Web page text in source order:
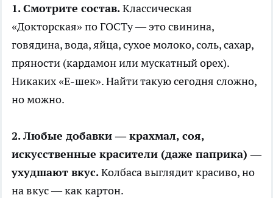
1. Смотрите состав.Классическая
«Докторская» по ГОСТу — это свинина,
говядина, вода, яйца, сухое молоко, соль, сахар,
пряности (кардамон или мускатный орех).
Никаких «Е-шек». Найти такую сегодня сложно,
но можно.
2. Любые добавки — крахмал, соя,
искусственные красители (даже паприка) —
ухудшают вкус.Колбаса выглядит красиво, но
на вкус — как картон.